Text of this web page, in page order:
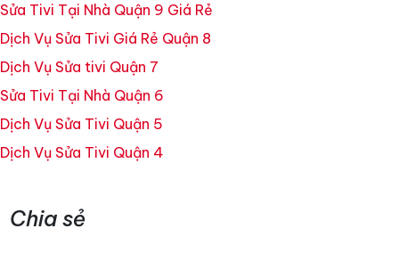
Sửa Tivi Tại Nhà Quận 9 Giá Rẻ
Dịch Vụ Sửa Tivi Giá Rẻ Quận 8
Dịch Vụ Sửa tivi Quận 7
Sửa Tivi Tại Nhà Quận 6
Dịch Vụ Sửa Tivi Quận 5
Dịch Vụ Sửa Tivi Quận 4
Chia sẻ